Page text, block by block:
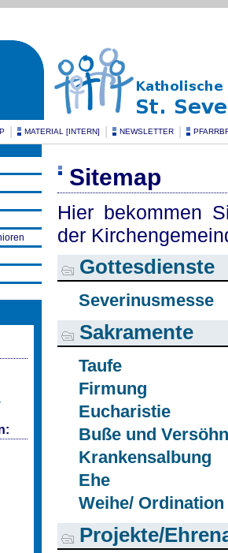
MATERIAL [INTERN] NEWSLETTER
Sitemap
Hier bekommen
der
Gottesdienste
Severinusmesse
Sakramente
Taufe
Firmung
Eucharistie
Buße und
Krankensalbung
Ehe
Weihe/ Ordination
Projekte/